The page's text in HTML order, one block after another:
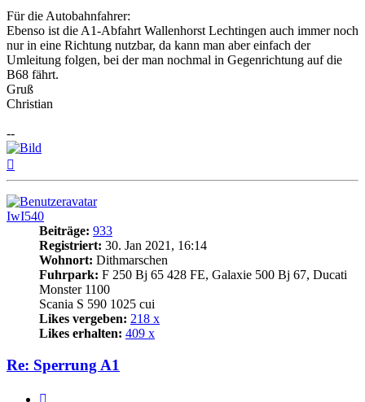
Für die Autobahnfahrer:
Ebenso ist die A1-Abfahrt Wallenhorst Lechtingen auch immer noch
nur in eine Richtung nutzbar, da kann man aber einfach der
Umleitung folgen, bei der man nochmal in Gegenrichtung auf die
B68 fährt.
Gruß
Christian
--
IwI540
Beiträge: 933
Registriert: 30. Jan 2021, 16:14
Wohnort: Dithmarschen
Fuhrpark: F 250 Bj 65 428 FE, Galaxie 500 Bj 67, Ducati
Monster 1100
Scania S 590 1025 cui
Likes vergeben: 218 x
Likes erhalten: 409 x
Re: Sperrung A1